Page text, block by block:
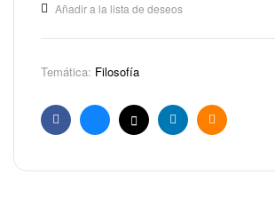
Añadir a la lista de deseos
Temática: Filosofía
FacebookBlueskyX LinkedinEmail